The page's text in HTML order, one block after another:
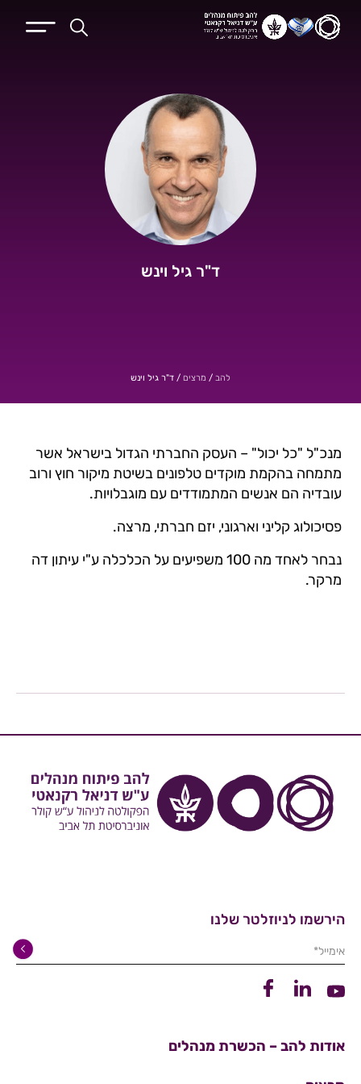
ד"ר גיל וינש
להב / מרצים / ד"ר גיל וינש
מנכ"ל "כל יכול" – העסק החברתי הגדול בישראל אשר
מתמחה בהקמת מוקדים טלפונים בשיטת מיקור חוץ ורוב
עובדיה הם אנשים המתמודדים עם מוגבלויות.
פסיכולוג קליני וארגוני, יזם חברתי, מרצה.
נבחר לאחד מה 100 משפיעים על הכלכלה ע"י עיתון דה
מרקר.
הירשמו לניוזלטר שלנו
אימייל*
קישור ליוטיובקישור ללינקדיןקישור לפייסבוק
אודות להב – הכשרת מנהלים